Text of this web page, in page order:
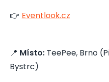
👉 Eventlook.cz
📍 Místo: TeePee, Brno
Bystrc)